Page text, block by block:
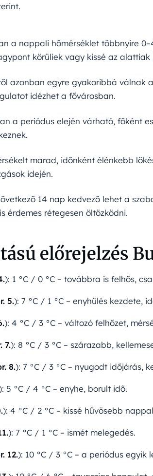
a nappali hőmérséklet többnyire
körüliek vagy kissé az alattiak
azonban egyre gyakoribbá válnak
idézhet a fővárosban.
a periódus elején várható, főként
marad, időnként élénkebb
idején.
14 nap kedvező lehet a
érdemes rétegesen öltözködni.
előrejelzés
): 1 °C / 0 °C – továbbra is felhős,
5.): 7 °C / 1 °C – enyhülés kezdete,
): 4 °C / 3 °C – változó felhőzet,
7.): 8 °C / 3 °C – szárazabb,
8.): 7 °C / 3 °C – nyugodt időjárás,
5 °C / 4 °C – enyhe, borult idő.
): 4 °C / 2 °C – kissé hűvösebb
): 7 °C / 1 °C – ismét melegedés.
12.): 10 °C / 3 °C – a periódus egyik